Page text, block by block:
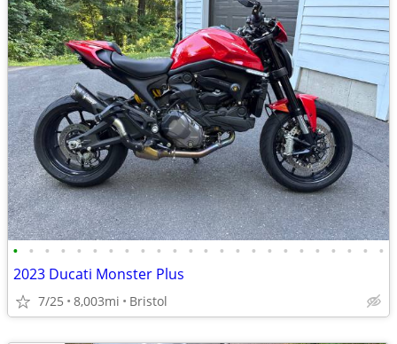
• • • • • • • • • • • • • • • • • • • • • • • •
2023 Ducati Monster Plus
7/25 8,003mi Bristol